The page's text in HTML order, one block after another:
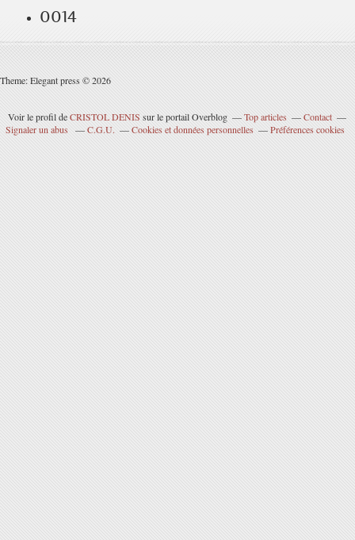
0014
Theme: Elegant press © 2026
Voir le profil deCRISTOL DENIS sur le portail Overblog Top articles
Contact
Signaler un abus
C.G.U. Cookies et données personnelles Préférences cookies